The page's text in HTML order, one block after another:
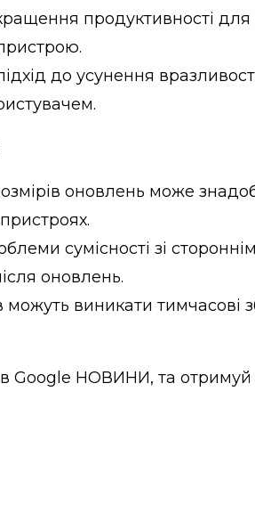
продуктивності для
до усунення
оновлень може
сумісності зі
оновлень.
можуть виникати тимчасові
Google НОВИНИ, та